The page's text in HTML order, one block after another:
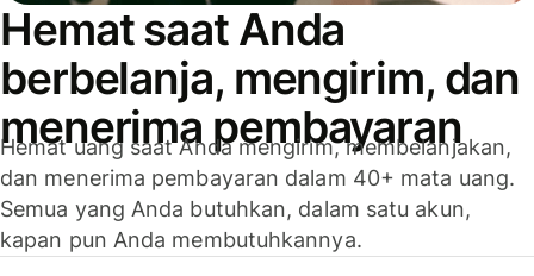
Hemat saat Anda
berbelanja, mengirim, dan
menerima pembayaran
Hemat uang saat Anda mengirim, membelanjakan,
dan menerima pembayaran dalam 40+ mata uang.
Semua yang Anda butuhkan, dalam satu akun,
kapan pun Anda membutuhkannya.